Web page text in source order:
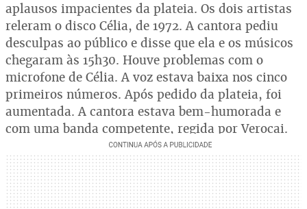
aplausos impacientes da plateia. Os dois artistas
releram o disco Célia, de 1972. A cantora pediu
desculpas ao público e disse que ela e os músicos
chegaram às 15h30. Houve problemas com o
microfone de Célia. A voz estava baixa nos cinco
primeiros números. Após pedido da plateia, foi
aumentada. A cantora estava bem-humorada e
com uma banda competente, regida por Verocai.